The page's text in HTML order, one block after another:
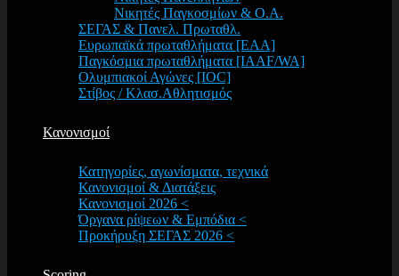
Νικητές Παγκοσμίων & Ο.Α.
ΣΕΓΑΣ & Πανελ. Πρωταθλ.
Ευρωπαϊκά πρωταθλήματα [EAA]
Παγκόσμια πρωταθλήματα [IAAF/WA]
Ολυμπιακοί Αγώνες [IOC]
Στίβος / Κλασ.Αθλητισμός
Κανονισμοί
Κατηγορίες, αγωνίσματα, τεχνικά
Κανονισμοί & Διατάξεις
Κανονισμοί 2026 <
Όργανα ρίψεων & Εμπόδια <
Προκήρυξη ΣΕΓΑΣ 2026 <